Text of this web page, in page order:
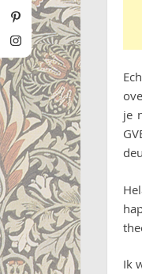
je
Ik